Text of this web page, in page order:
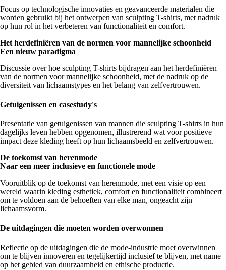
Focus op technologische innovaties en geavanceerde materialen die
worden gebruikt bij het ontwerpen van sculpting T-shirts, met nadruk
op hun rol in het verbeteren van functionaliteit en comfort.
Het herdefiniëren van de normen voor mannelijke schoonheid
Een nieuw paradigma
Discussie over hoe sculpting T-shirts bijdragen aan het herdefiniëren
van de normen voor mannelijke schoonheid, met de nadruk op de
diversiteit van lichaamstypes en het belang van zelfvertrouwen.
Getuigenissen en casestudy's
Presentatie van getuigenissen van mannen die sculpting T-shirts in hun
dagelijks leven hebben opgenomen, illustrerend wat voor positieve
impact deze kleding heeft op hun lichaamsbeeld en zelfvertrouwen.
De toekomst van herenmode
Naar een meer inclusieve en functionele mode
Vooruitblik op de toekomst van herenmode, met een visie op een
wereld waarin kleding esthetiek, comfort en functionaliteit combineert
om te voldoen aan de behoeften van elke man, ongeacht zijn
lichaamsvorm.
De uitdagingen die moeten worden overwonnen
Reflectie op de uitdagingen die de mode-industrie moet overwinnen
om te blijven innoveren en tegelijkertijd inclusief te blijven, met name
op het gebied van duurzaamheid en ethische productie.